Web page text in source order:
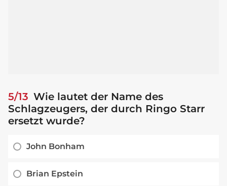
5/13 Wie lautet der Name des
Schlagzeugers, der durch Ringo Starr
ersetzt wurde?
John Bonham
Brian Epstein